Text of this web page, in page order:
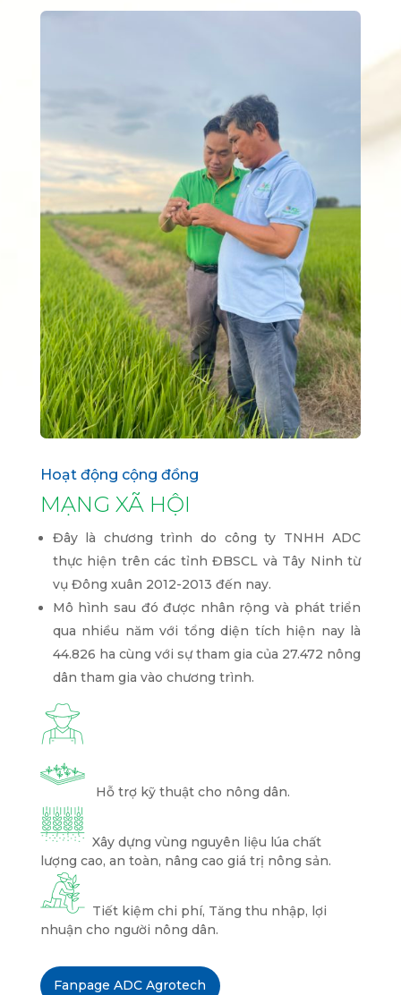
Hoạt động cộng đồng
MẠNG XÃ HỘI
Đây là chương trình do công ty TNHH ADC
thực hiện trên các tỉnh ĐBSCL và Tây Ninh từ
vụ Đông xuân 2012-2013 đến nay.
Mô hình sau đó được nhân rộng và phát triển
qua nhiều năm với tổng diện tích hiện nay là
44.826 ha cùng với sự tham gia của 27.472 nông
dân tham gia vào chương trình.
Hỗ trợ kỹ thuật cho nông dân.
Xây dựng vùng nguyên liệu lúa chất
lượng cao, an toàn, nâng cao giá trị nông sản.
Tiết kiệm chi phí, Tăng thu nhập, lợi
nhuận cho người nông dân.
Fanpage ADC Agrotech